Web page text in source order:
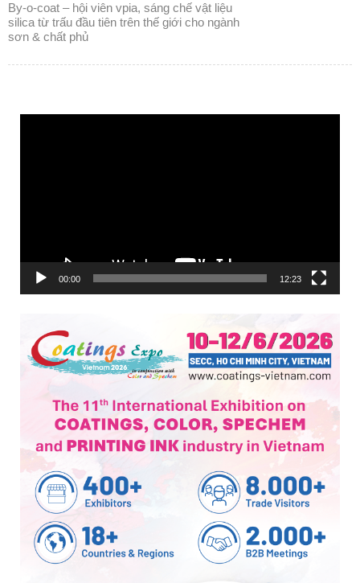
by-o-coat – hội viên vpia, sáng chế vật liệu
silica từ trấu đầu tiên trên thế giới cho ngành
sơn & chất phủ
00:00 12:23